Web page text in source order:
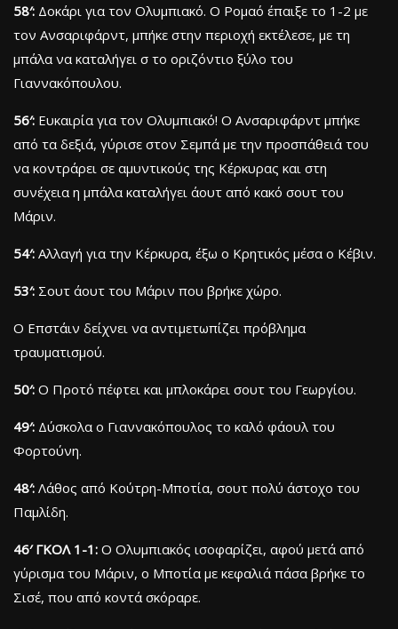
58′: Δοκάρι για τον Ολυμπιακό. Ο Ρομαό έπαιξε το 1-2 με
τον Ανσαριφάρντ, μπήκε στην περιοχή εκτέλεσε, με τη
μπάλα να καταλήγει σ το οριζόντιο ξύλο του
Γιαννακόπουλου.
56′: Ευκαιρία για τον Ολυμπιακό! Ο Ανσαριφάρντ μπήκε
από τα δεξιά, γύρισε στον Σεμπά με την προσπάθειά του
να κοντράρει σε αμυντικούς της Κέρκυρας και στη
συνέχεια η μπάλα καταλήγει άουτ από κακό σουτ του
Μάριν.
54′: Αλλαγή για την Κέρκυρα, έξω ο Κρητικός μέσα ο Κέβιν.
53′: Σουτ άουτ του Μάριν που βρήκε χώρο.
O Eπστάιν δείχνει να αντιμετωπίζει πρόβλημα
τραυματισμού.
50′: Ο Προτό πέφτει και μπλοκάρει σουτ του Γεωργίου.
49′: Δύσκολα ο Γιαννακόπουλος το καλό φάουλ του
Φορτούνη.
48′: Λάθος από Κούτρη-Μποτία, σουτ πολύ άστοχο του
Παμλίδη.
46′ ΓΚΟΛ 1-1: Ο Ολυμπιακός ισοφαρίζει, αφού μετά από
γύρισμα του Μάριν, ο Μποτία με κεφαλιά πάσα βρήκε το
Σισέ, που από κοντά σκόραρε.